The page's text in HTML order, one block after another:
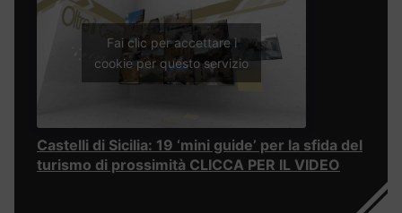
Fai clic per accettare i
cookie per questo servizio
Castelli di Sicilia: 19 ‘mini guide’ per la sfida del
turismo di prossimità CLICCA PER IL VIDEO